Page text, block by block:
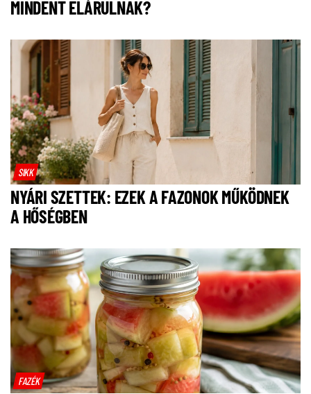
MINDENT ELÁRULNAK?
SIKK
NYÁRI SZETTEK: EZEK A FAZONOK MŰKÖDNEK
A HŐSÉGBEN
FAZÉK